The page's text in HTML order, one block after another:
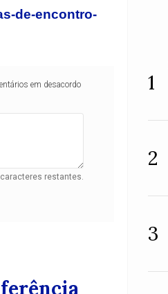
de-encontro-
em desacordo
restantes.
1
2
3